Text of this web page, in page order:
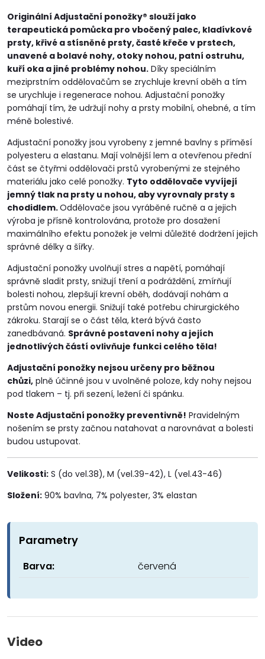
Originální Adjustační ponožky® slouží jako
terapeutická pomůcka pro vbočený palec, kladívkové
prsty, křivé a stísněné prsty, časté křeče v prstech,
unavené a bolavé nohy, otoky nohou, patní ostruhu,
kuří oka a jiné problémy nohou. Díky speciálním
meziprstním oddělovačům se zrychluje krevní oběh a tím
se urychluje i regenerace nohou. Adjustační ponožky
pomáhají tím, že udržují nohy a prsty mobilní, ohebné, a tím
méně bolestivé.
Adjustační ponožky jsou vyrobeny z jemné bavlny s příměsí
polyesteru a elastanu. Mají volnější lem a otevřenou přední
část se čtyřmi oddělovači prstů vyrobenými ze stejného
materiálu jako celé ponožky. Tyto oddělovače vyvíjejí
jemný tlak na prsty u nohou, aby vyrovnaly prsty s
chodidlem.Oddělovače jsou vyráběné ručně a a jejich
výroba je přísně kontrolována, protože pro dosažení
maximálního efektu ponožek je velmi důležité dodržení jejich
správné délky a šířky.
Adjustační ponožky uvolňují stres a napětí, pomáhají
správně sladit prsty, snižují tření a podráždění, zmírňují
bolesti nohou, zlepšují krevní oběh, dodávají nohám a
prstům novou energii. Snižují také potřebu chirurgického
zákroku. Starají se o část těla, která bývá často
zanedbávaná. Správné postavení nohy a jejích
jednotlivých částí ovlivňuje funkci celého těla!
Adjustační ponožky nejsou určeny pro běžnou
chůzi, plně účinné jsou v uvolněné poloze, kdy nohy nejsou
pod tlakem – tj. při sezení, ležení či spánku.
Noste Adjustační ponožky preventivně! Pravidelným
nošením se prsty začnou natahovat a narovnávat a bolesti
budou ustupovat.
Velikosti: S (do vel.38), M (vel.39-42), L (vel.43-46)
Složení: 90% bavlna, 7% polyester, 3% elastan
Parametry
Barva: červená
Video